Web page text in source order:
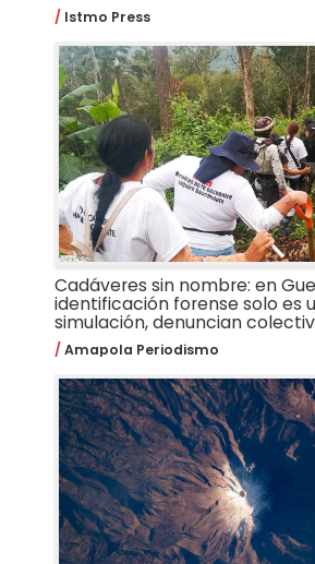
Istmo Press
Cadáveres sin nombre: en
identificación forense solo es
simulación, denuncian
Amapola Periodismo